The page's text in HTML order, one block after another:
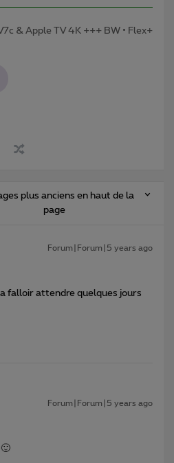
& Apple TV 4K +++ BW • Flex+
plus anciens en haut de la
page
Forum|Forum|5 years ago
falloir attendre quelques jours
Forum|Forum|5 years ago